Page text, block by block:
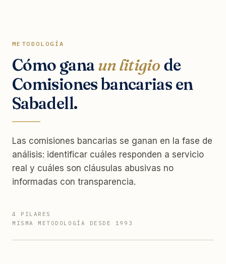
METODOLOGÍA
Cómo gana un litigio de
Comisiones bancarias en
Sabadell.
Las comisiones bancarias se ganan en la fase de
análisis: identificar cuáles responden a servicio
real y cuáles son cláusulas abusivas no
informadas con transparencia.
4 PILARES
MISMA METODOLOGÍA DESDE 1993